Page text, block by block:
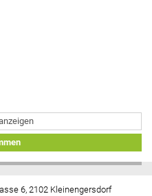
6, 2102 Kleinengersdorf